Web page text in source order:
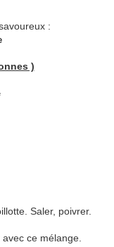
:
)
Saler, poivrer.
ce mélange.